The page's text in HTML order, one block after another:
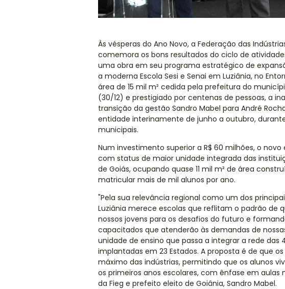
Às vésperas do Ano Novo, a Federação das
comemora os bons resultados do ciclo de
uma obra em seu programa estratégico de
a moderna Escola Sesi e Senai em Luziânia, no
área de 15 mil m² cedida pela prefeitura do
(30/12) e prestigiado por centenas de pessoas, a
transição da gestão Sandro Mabel para André
entidade interinamente de junho a outubro,
municipais.
Num investimento superior a R$ 60 milhões, o
com status de maior unidade integrada das
de Goiás, ocupando quase 11 mil m² de área
matricular mais de mil alunos por ano.
"Pela sua relevância regional como um dos
Luziânia merece escolas que reflitam o padrão de
nossos jovens para os desafios do futuro e
capacitados que atenderão às demandas de
unidade de ensino que passa a integrar a rede das
implantadas em 23 Estados. A proposta é de que
máximo das indústrias, permitindo que os alunos
os primeiros anos escolares, com ênfase em
da Fieg e prefeito eleito de Goiânia, Sandro Mabel.